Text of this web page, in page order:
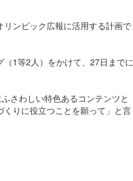
ンピック広報に活用する計画で
1等2人）をかけて、27日までに
さわしい特色あるコンテンツと
りに役立つことを願って」と言